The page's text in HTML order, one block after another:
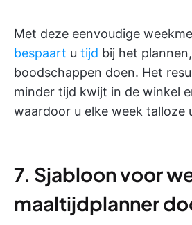
Met deze eenvoudige
bespaart u tijd bij het
boodschappen doen. Het
minder tijd kwijt in de winkel
waardoor u elke week talloze
7. Sjabloon voor
maaltijdplanner